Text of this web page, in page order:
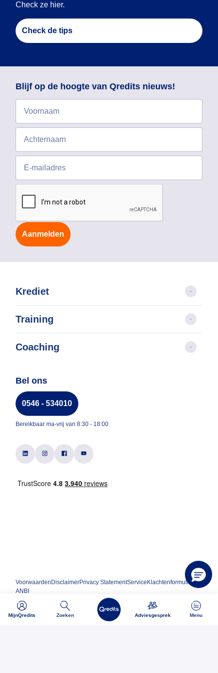
MijnQredits Zoeken Adviesgesprek Menu
Check ze hier.
Check de tips
Blijf op de hoogte van Qredits nieuws!
Aanmelden
Krediet
Training
Coaching
Bel ons
0546 - 534010
Bereikbaar ma-vrij van 8:30 - 18:00
Voorwaarden DisclaimerPrivacy StatementService Klachtenformulier
ANBI